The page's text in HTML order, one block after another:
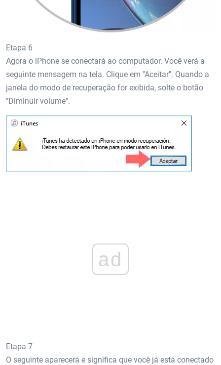
Etapa 6
Agora o iPhone se conectará ao computador. Você verá a
seguinte mensagem na tela. Clique em "Aceitar". Quando a
janela do modo de recuperação for exibida, solte o botão
"Diminuir volume".
ad
Etapa 7
O seguinte aparecerá e significa que você já está conectado